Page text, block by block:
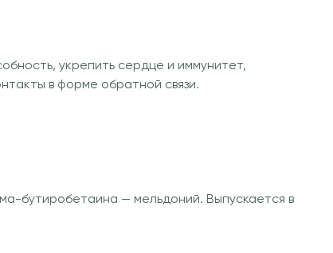
укрепить сердце и иммунитет,
в форме обратной связи.
бутиробетаина — мельдоний. Выпускается в